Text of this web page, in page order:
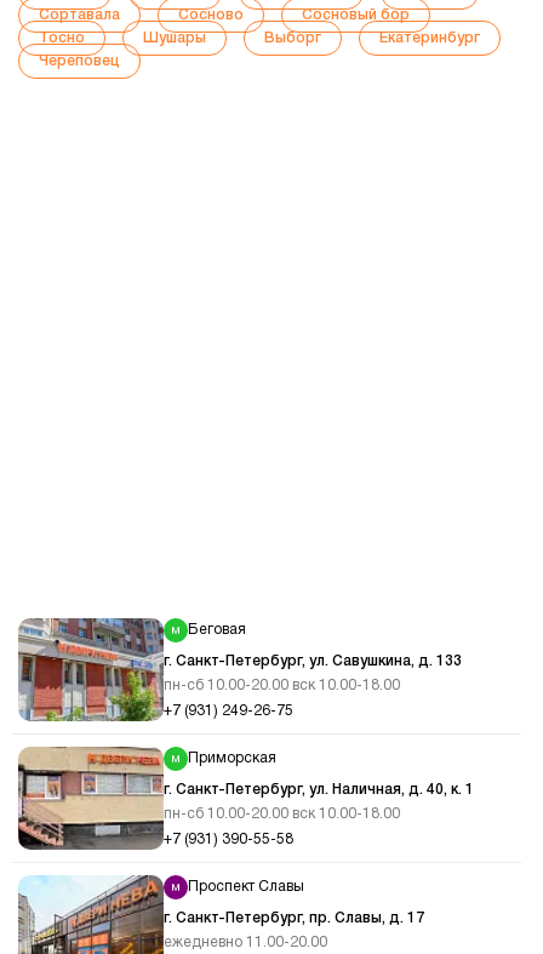
Сортавала
Сосново
Сосновый бор
Тосно
Шушары Выборг
Екатеринбург
Череповец
Беговая
г. Санкт-Петербург, ул. Савушкина, д. 133
пн-сб 10.00-20.00 вск 10.00-18.00
+7 (931) 249-26-75
Приморская
г. Санкт-Петербург, ул. Наличная, д. 40, к. 1
пн-сб 10.00-20.00 вск 10.00-18.00
+7 (931) 390-55-58
Проспект Славы
г. Санкт-Петербург, пр. Славы, д. 17
ежедневно 11.00-20.00